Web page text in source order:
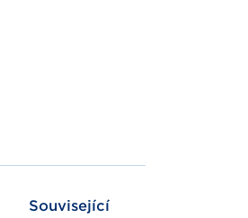
Související